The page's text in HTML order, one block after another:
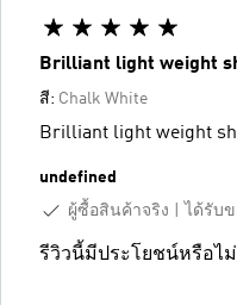
Brilliant light weight
สี: Chalk White
Brilliant light weight
undefined
ผู้ซื้อสินค้าจริง
ได้รับ
รีวิวนี้มีประโยชน์หรือไม่